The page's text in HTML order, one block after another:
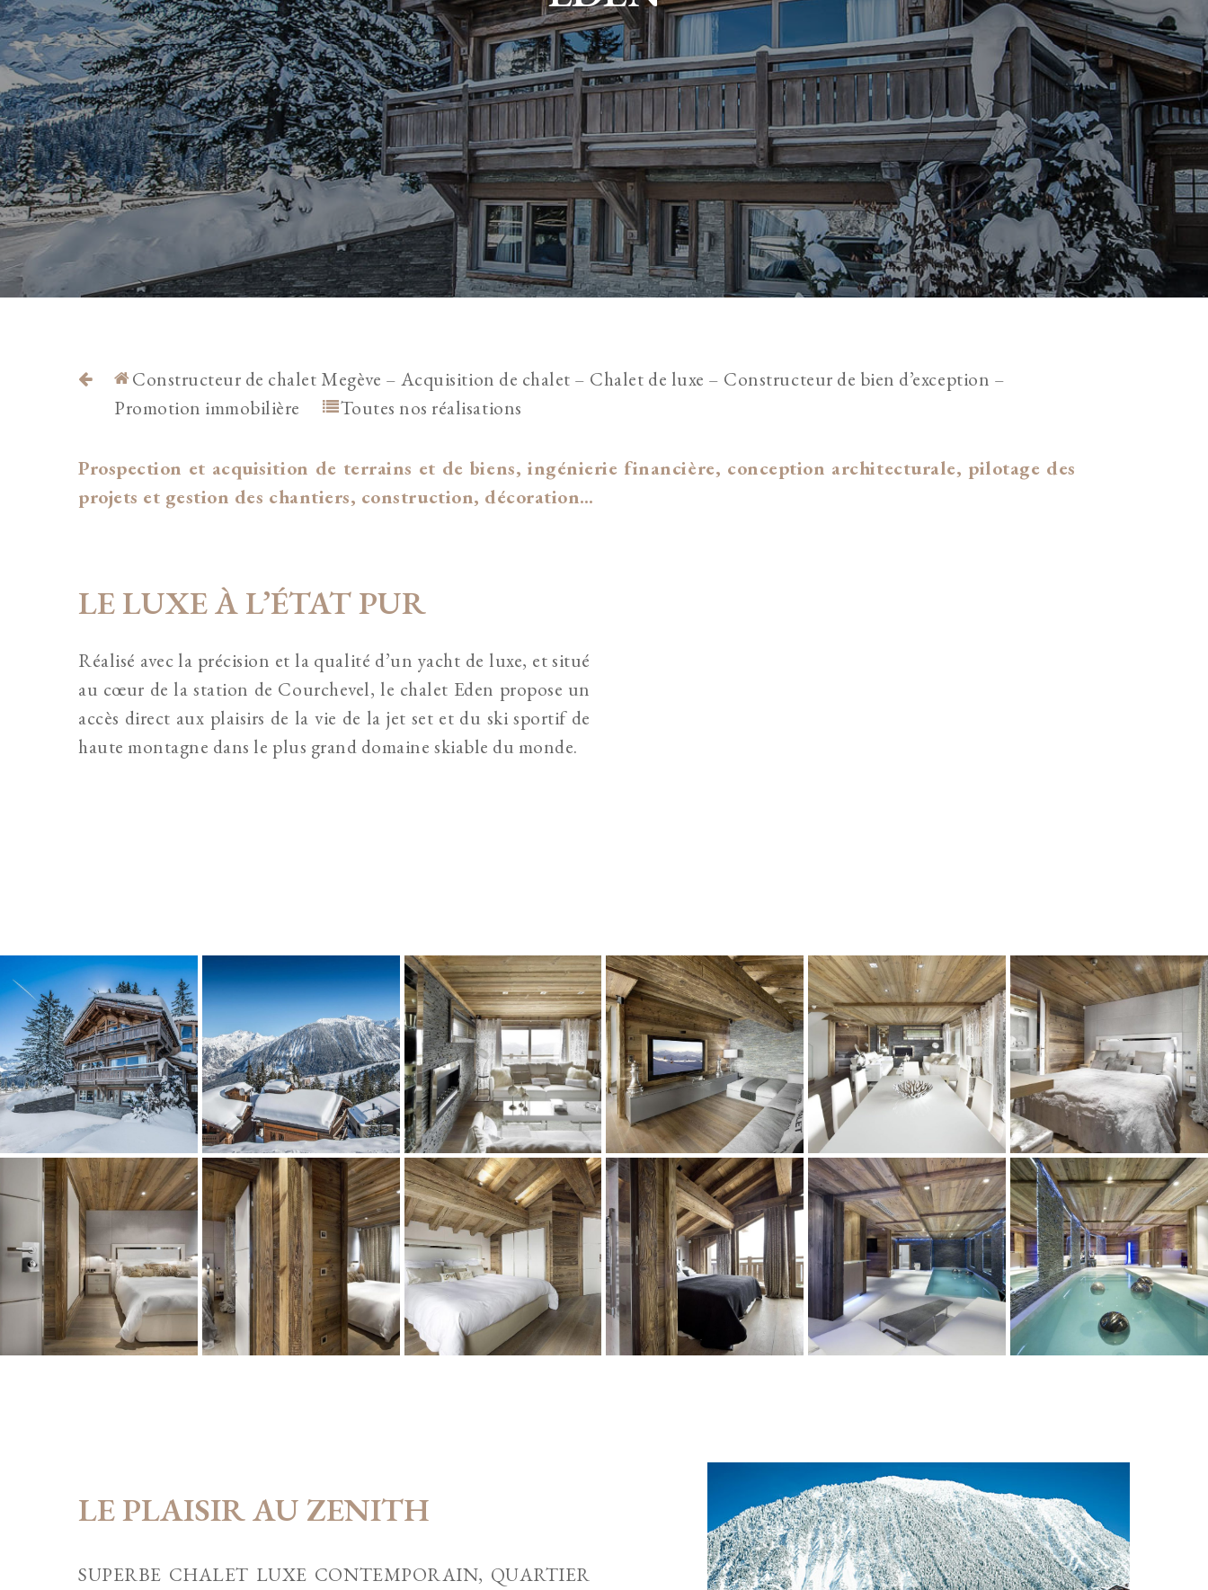
Constructeur de chalet Megève – Acquisition de chalet – Chalet de luxe – Constructeur de bien d’exception –
Promotion immobilière
Toutes nos réalisations
Prospection et acquisition de terrains et de biens, ingénierie financière, conception architecturale, pilotage des
projets et gestion des chantiers, construction, décoration…
LE LUXE À L’ÉTAT PUR
Réalisé avec la précision et la qualité d’un yacht de luxe, et situé
au cœur de la station de Courchevel, le chalet Eden propose un
accès direct aux plaisirs de la vie de la jet set et du ski sportif de
haute montagne dans le plus grand domaine skiable du monde.
LE PLAISIR AU ZENITH
SUPERBE CHALET LUXE CONTEMPORAIN, QUARTIER